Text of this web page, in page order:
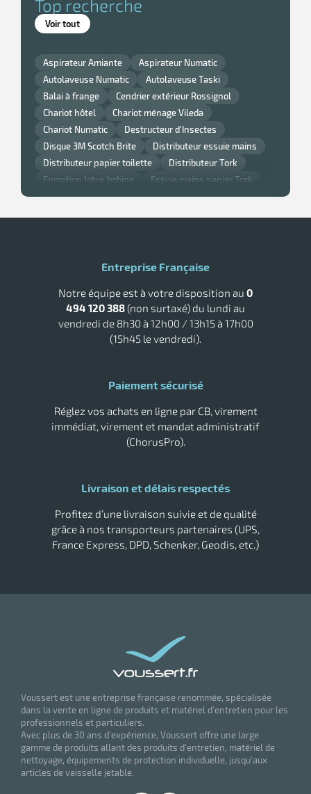
Top recherche
Voir tout
Aspirateur Amiante
Aspirateur Numatic
Autolaveuse Numatic
Autolaveuse Taski
Balai à frange
Cendrier extérieur Rossignol
Chariot hôtel
Chariot ménage Vileda
Chariot Numatic
Destructeur d'Insectes
Disque 3M Scotch Brite
Distributeur essuie mains
Distributeur papier toilette
Distributeur Tork
Enmotion lotus bobine
Essuie mains papier Tork
Gant nitrile
Lavette super chicopee
Monobrosse
Poubelle Rossignol
Poubelle Rubbermaid
Tork savon
Entreprise Française
Notre équipe est à votre disposition au 0
494 120 388 (non surtaxé) du lundi au
vendredi de 8h30 à 12h00 / 13h15 à 17h00
(15h45 le vendredi).
Paiement sécurisé
Réglez vos achats en ligne par CB, virement
immédiat, virement et mandat administratif
(ChorusPro).
Livraison et délais respectés
Profitez d’une livraison suivie et de qualité
grâce à nos transporteurs partenaires (UPS,
France Express, DPD, Schenker, Geodis, etc.)
Voussert est une entreprise française renommée, spécialisée
dans la vente en ligne de produits et matériel d'entretien pour les
professionnels et particuliers.
Avec plus de 30 ans d'expérience, Voussert offre une large
gamme de produits allant des produits d'entretien, matériel de
nettoyage, équipements de protection individuelle, jusqu'aux
articles de vaisselle jetable.